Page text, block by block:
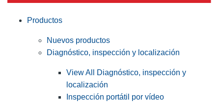
Productos
Nuevos productos
Diagnóstico, inspección y localización
View All Diagnóstico, inspección y
localización
Inspección portátil por vídeo